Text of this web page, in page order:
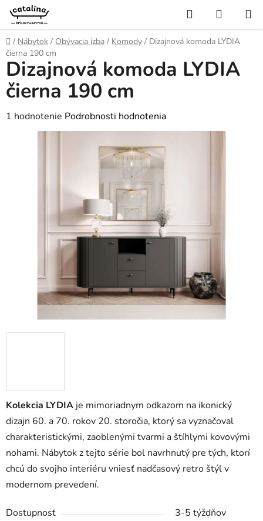
Prejsť
obsah
Hľadať
KOŠÍK
Domov
/ Nábytok / Obývacia izba / Komody / Dizajnová komoda LYDIA
čierna 190 cm
Kolekcia LYDIA je mimoriadnym odkazom na ikonický
dizajn 60. a 70. rokov 20. storočia, ktorý sa vyznačoval
charakteristickými, zaoblenými tvarmi a štíhlymi kovovými
nohami. Nábytok z tejto série bol navrhnutý pre tých, ktorí
chcú do svojho interiéru vniesť nadčasový retro štýl v
modernom prevedení.
Dostupnosť
3-5 týždňov
Dizajnová komoda LYDIA
čierna 190 cm
Priemerné
hodnotenie
1 hodnotenie Podrobnosti hodnotenia